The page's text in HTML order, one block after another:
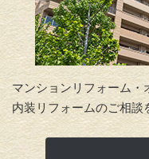
マンションリフォーム
内装リフォームのご相談